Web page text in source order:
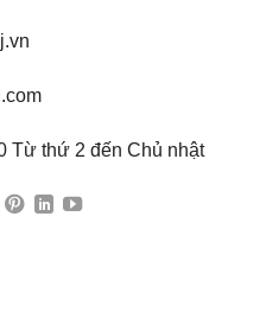
Từ thứ 2 đến Chủ nhật